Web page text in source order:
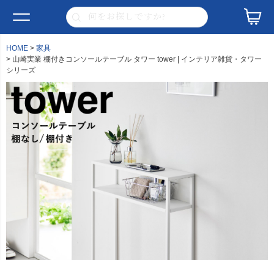
HOME
家具
山崎実業 棚付きコンソールテーブル タワー tower | インテリア雑貨・タワー
シリーズ